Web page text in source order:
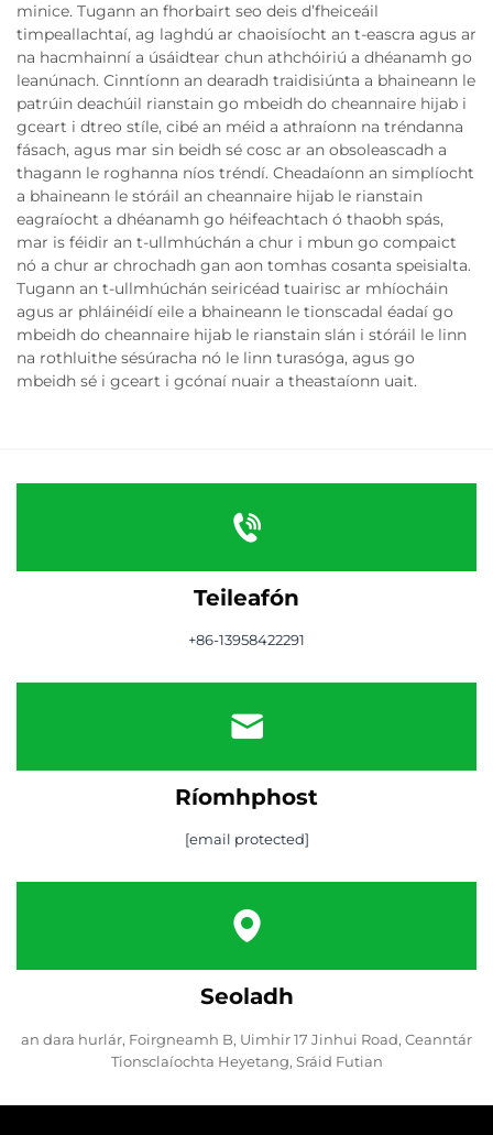
minice. Tugann an fhorbairt seo deis d’fheiceáil
timpeallachtaí, ag laghdú ar chaoisíocht an t-eascra agus ar
na hacmhainní a úsáidtear chun athchóiriú a dhéanamh go
leanúnach. Cinntíonn an dearadh traidisiúnta a bhaineann le
patrúin deachúil rianstain go mbeidh do cheannaire hijab i
gceart i dtreo stíle, cibé an méid a athraíonn na tréndanna
fásach, agus mar sin beidh sé cosc ar an obsoleascadh a
thagann le roghanna níos tréndí. Cheadaíonn an simplíocht
a bhaineann le stóráil an cheannaire hijab le rianstain
eagraíocht a dhéanamh go héifeachtach ó thaobh spás,
mar is féidir an t-ullmhúchán a chur i mbun go compaict
nó a chur ar chrochadh gan aon tomhas cosanta speisialta.
Tugann an t-ullmhúchán seiricéad tuairisc ar mhíocháin
agus ar phláinéidí eile a bhaineann le tionscadal éadaí go
mbeidh do cheannaire hijab le rianstain slán i stóráil le linn
na rothluithe sésúracha nó le linn turasóga, agus go
mbeidh sé i gceart i gcónaí nuair a theastaíonn uait.
Teileafón
+86-13958422291
Ríomhphost
[email protected]
Seoladh
an dara hurlár, Foirgneamh B, Uimhir 17 Jinhui Road, Ceanntár
Tionsclaíochta Heyetang, Sráid Futian